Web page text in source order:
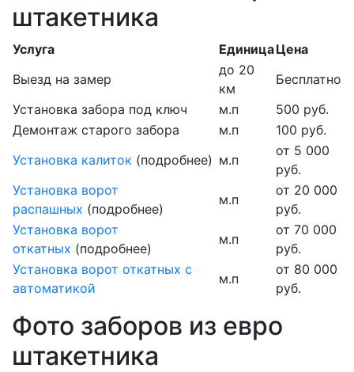
штакетника
Услуга ЕдиницаЦена
Выезд на замер
до 20
км
Бесплатно
Установка забора под ключ
м.п
500 руб.
Демонтаж старого забора
м.п
100 руб.
Установка калиток (подробнее) м.п
от 5 000
руб.
Установка ворот
распашных (подробнее)
м.п
от 20 000
руб.
Установка ворот
откатных (подробнее)
м.п
от 70 000
руб.
Установка ворот откатных с
автоматикой
м.п
от 80 000
руб.
Фото заборов из евро
штакетника